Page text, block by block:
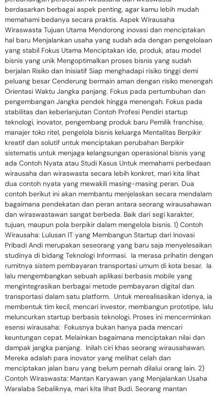
berdasarkan berbagai aspek penting, agar kamu lebih mudah
memahami bedanya secara praktis. Aspek Wirausaha
Wiraswasta Tujuan Utama Mendorong inovasi dan menciptakan
hal baru Menjalankan usaha yang sudah ada dengan pengelolaan
yang stabil Fokus Utama Menciptakan ide, produk, atau model
bisnis yang unik Mengoptimalkan proses bisnis yang sudah
berjalan Risiko dan Inisiatif Siap menghadapi risiko tinggi demi
peluang besar Cenderung bermain aman dengan risiko menengah
Orientasi Waktu Jangka panjang. Fokus pada pertumbuhan dan
pengembangan Jangka pendek hingga menengah. Fokus pada
stabilitas dan keberlanjutan Contoh Profesi Pendiri startup
teknologi, inovator, pengembang produk baru Pemilik franchise,
manajer toko ritel, pengelola bisnis keluarga Mentalitas Berpikir
kreatif dan solutif untuk menciptakan perubahan Berpikir
sistematis untuk menjaga kelangsungan operasional bisnis yang
ada Contoh Nyata atau Studi Kasus Untuk memahami perbedaan
wirausaha dan wiraswasta secara lebih konkret, mari kita lihat
dua contoh nyata yang mewakili masing-masing peran. Dua
contoh berikut ini akan membantu menjelaskan secara mendalam
bagaimana pendekatan dan peran antara seorang wirausahawan
dan wiraswastawan sangat berbeda. Baik dari segi karakter,
tujuan, maupun pola berpikir dalam mengelola bisnis. 1) Contoh
Wirausaha: Lulusan IT yang Membangun Startup dari Inovasi
Pribadi Andi merupakan seseorang yang baru saja menyelesaikan
studinya di bidang Teknologi Informasi. Ia merasa prihatin dengan
rumitnya sistem pembayaran transportasi umum di kota besar. Ia
lalu mengembangkan sebuah aplikasi berbasis mobile yang
mengintegrasikan berbagai metode pembayaran digital dan
transportasi dalam satu platform. Untuk merealisasikan idenya, ia
membentuk tim kecil, mencari investor, membangun prototipe, lalu
meluncurkan startup berbasis teknologi. Proses ini mencerminkan
esensi wirausaha: Fokusnya bukan hanya pada mencari
keuntungan cepat. Melainkan bagaimana menciptakan nilai dan
dampak jangka panjang. Inilah ciri khas seorang wirausahawan.
Mereka adalah para inovator yang melihat celah dan
menciptakan jalan baru yang belum pernah dilalui orang lain. 2)
Contoh Wiraswasta: Mantan Karyawan yang Menjalankan Usaha
Waralaba Sebaliknya, mari kita lihat Budi. Seorang mantan